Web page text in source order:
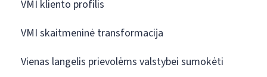
VMI kliento profilis
VMI skaitmeninė transformacija
Vienas langelis prievolėms valstybei sumokėti